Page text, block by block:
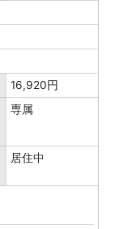
16,920円
専属
居住中